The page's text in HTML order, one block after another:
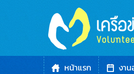
หน้าแรก งา